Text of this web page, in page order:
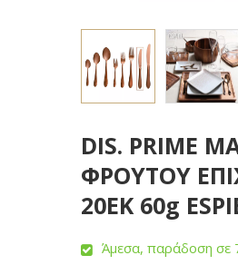
DIS. PRIME
ΦΡΟΥΤΟΥ
20ΕΚ 60g
Άμεσα, παράδοση σε